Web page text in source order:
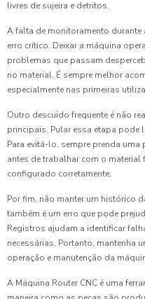
livres de sujeira e detritos.
A falta de monitoramento durante
erro crítico. Deixar a máquina
problemas que passam
no material. É sempre melhor
especialmente nas primeiras
Outro descuido frequente é não
principais. Pular essa etapa pode
Para evitá-lo, sempre prenda uma
antes de trabalhar com o
configurado corretamente.
Por fim, não manter um histórico
também é um erro que pode
Registros ajudam a identificar
necessárias. Portanto, mantenha
operação e manutenção da
A Máquina Router CNC é uma